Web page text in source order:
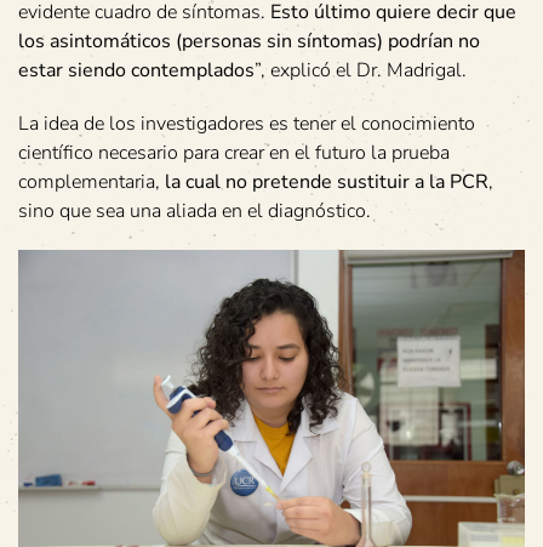
evidente cuadro de síntomas. Esto último quiere decir que
los asintomáticos (personas sin síntomas) podrían no
estar siendo contemplados”, explicó el Dr. Madrigal.
La idea de los investigadores es tener el conocimiento
científico necesario para crear en el futuro la prueba
complementaria, la cual no pretende sustituir a la PCR,
sino que sea una aliada en el diagnóstico.